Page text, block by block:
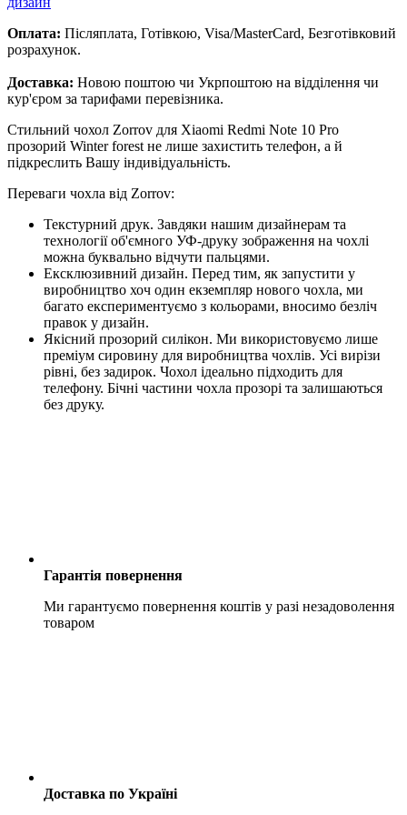
Оплата: Післяплата, Готівкою, Visa/MasterCard, Безготівковий
розрахунок.
Доставка: Новою поштою чи Укрпоштою на відділення чи
кур'єром за тарифами перевізника.
Стильний чохол Zorrov для Xiaomi Redmi Note 10 Pro
прозорий Winter forest не лише захистить телефон, а й
підкреслить Вашу індивідуальність.
Переваги чохла від Zorrov:
Текстурний друк. Завдяки нашим дизайнерам та
технології об'ємного УФ-друку зображення на чохлі
можна буквально відчути пальцями.
Ексклюзивний дизайн. Перед тим, як запустити у
виробництво хоч один екземпляр нового чохла, ми
багато експериментуємо з кольорами, вносимо безліч
правок у дизайн.
Якісний прозорий силікон. Ми використовуємо лише
преміум сировину для виробництва чохлів. Усі вирізи
рівні, без задирок. Чохол ідеально підходить для
телефону. Бічні частини чохла прозорі та залишаються
без друку.
Гарантія повернення
Ми гарантуємо повернення коштів у разі незадоволення
товаром
Доставка по Україні